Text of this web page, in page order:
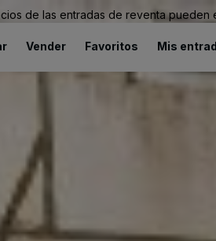
de las entradas de reventa
Vender Favoritos Mis